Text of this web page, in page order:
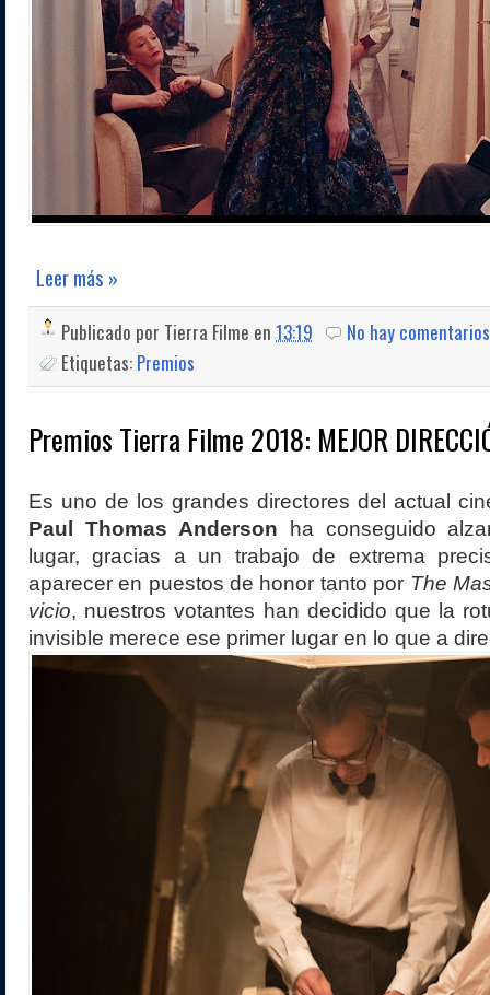
Leer más »
Publicado por Tierra Filme en 13:19
No hay
Etiquetas: Premios
Premios Tierra Filme 2018: MEJOR
Es uno de los grandes directores del actual
Paul Thomas Anderson ha conseguido
lugar, gracias a un trabajo de extrema
aparecer en puestos de honor tanto por The
vicio, nuestros votantes han decidido que la
invisible merece ese primer lugar en lo que a